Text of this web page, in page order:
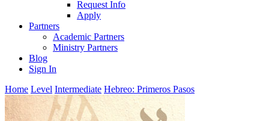
Request Info
Apply
Partners
Academic Partners
Ministry Partners
Blog
Sign In
Home Level Intermediate Hebreo: Primeros Pasos